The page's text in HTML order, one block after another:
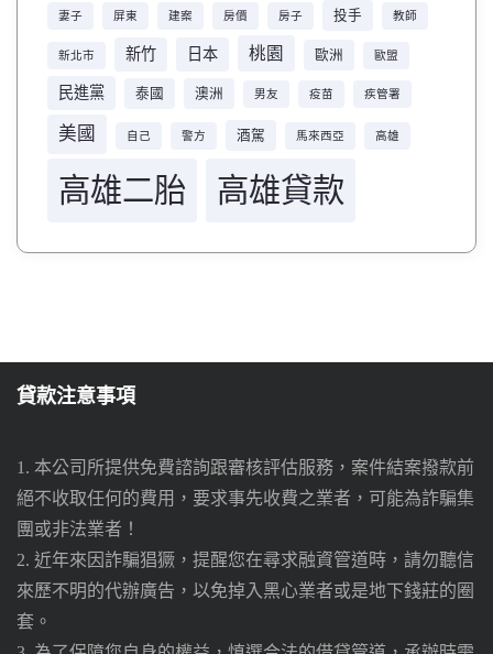
妻子 屏東 建案 房價 房子 投手 教師
新北市 新竹 日本 桃園 歐洲 歐盟
民進黨 泰國 澳洲 男友 疫苗 疾管署
美國 自己 警方 酒駕 馬來西亞 高雄
高雄二胎 高雄貸款
貸款注意事項
1. 本公司所提供免費諮詢跟審核評估服務，案件結案撥款前
絕不收取任何的費用，要求事先收費之業者，可能為詐騙集
團或非法業者！
2. 近年來因詐騙猖獗，提醒您在尋求融資管道時，請勿聽信
來歷不明的代辦廣告，以免掉入黑心業者或是地下錢莊的圈
套。